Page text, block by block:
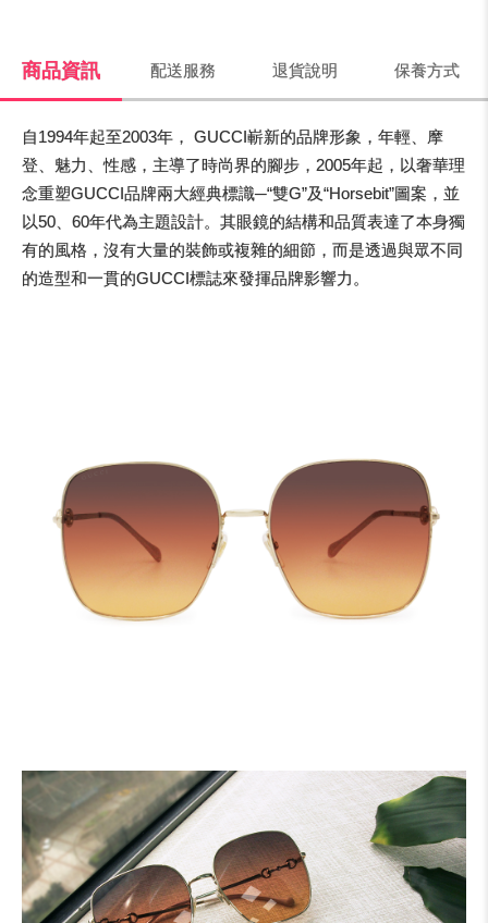
商品資訊 配送服務 退貨說明 保養方式
自1994年起至2003年， GUCCI嶄新的品牌形象，年輕、摩
登、魅力、性感，主導了時尚界的腳步，2005年起，以奢華理
念重塑GUCCI品牌兩大經典標識─“雙G”及“Horsebit”圖案，並
以50、60年代為主題設計。其眼鏡的結構和品質表達了本身獨
有的風格，沒有大量的裝飾或複雜的細節，而是透過與眾不同
的造型和一貫的GUCCI標誌來發揮品牌影響力。